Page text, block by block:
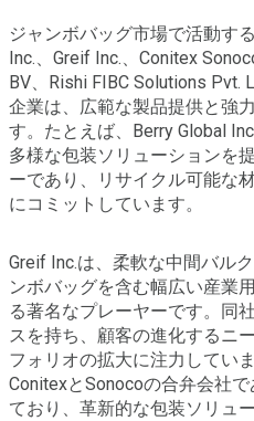
ジャンボバッグ市場で活動す
Inc.、Greif Inc.、Conitex
BV、Rishi FIBC Solutions
企業は、広範な製品提供と強
す。たとえば、Berry Global
多様な包装ソリューションを
ーであり、リサイクル可能な
にコミットしています。
Greif Inc.は、柔軟な中間バル
ンボバッグを含む幅広い産業
る著名なプレーヤーです。同
スを持ち、顧客の進化するニ
フォリオの拡大に注力してい
ConitexとSonocoの合弁会社
ており、革新的な包装ソリュ